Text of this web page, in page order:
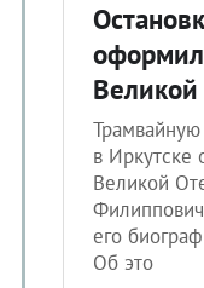
Трамвайную
в Иркутске
Великой
его
Об это